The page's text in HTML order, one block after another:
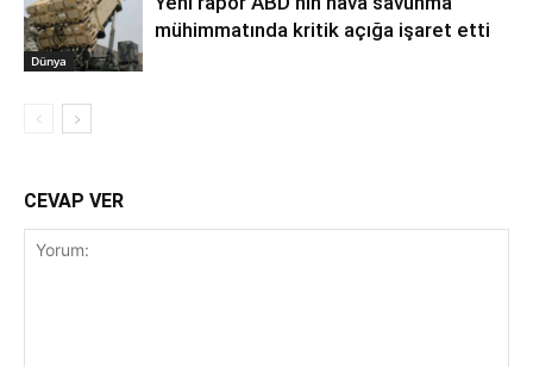
Dünya
mühimmatında kritik açığa işaret etti
CEVAP VER